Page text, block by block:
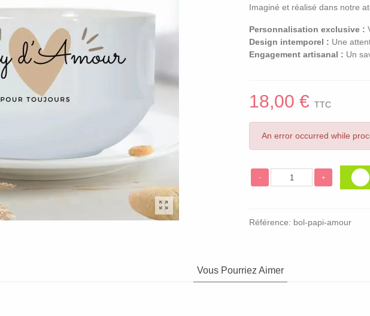
Imaginé et réalisé dans notre
Personnalisation exclusive :
Design intemporel : Une
Engagement artisanal : Un
18,00 € TTC
An error occurred while
- +
Référence: bol-papi-amour
Vous Pourriez Aimer